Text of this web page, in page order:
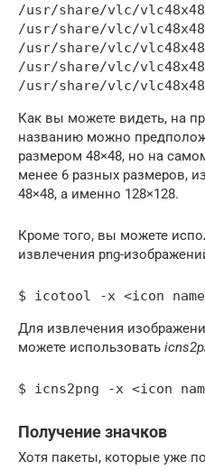
/usr/share/vlc/
/usr/share/vlc/
/usr/share/vlc/
/usr/share/vlc/
Как вы можете видеть, на
названию можно
размером 48×48, но на
менее 6 разных размеров,
48×48, а именно 128×128.
Кроме того, вы можете
извлечения png-
Для извлечения
можете использовать
Получение значков
Хотя пакеты, которые уже